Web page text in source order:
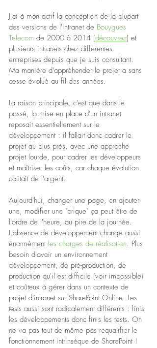
J'ai à mon actif la conception de la plupart
des versions de l'intranet de Bouygues
Telecom de 2000 à 2014 (découvrez) et
plusieurs intranets chez différentes
entreprises depuis que je suis consultant.
Ma manière d'appréhender le projet a sans
cesse évolué au fil des années.
La raison principale, c'est que dans le
passé, la mise en place d'un intranet
reposait essentiellement sur le
développement : il fallait donc cadrer le
projet au plus près, avec une approche
projet lourde, pour cadrer les développeurs
et maîtriser les coûts, car chaque évolution
coûtait de l'argent.
Aujourd'hui, changer une page, en ajouter
une, modifier une "brique" ça peut être de
l'ordre de l'heure, au pire de la journée.
L'absence de développement change aussi
énormément les charges de réalisation. Plus
besoin d'avoir un environnement
développement, de pré-production, de
production qu'il est difficile (voir impossible)
et coûteux à gérer dans un contexte de
projet d'intranet sur SharePoint Online. Les
tests aussi sont radicalement différents : finis
les développements donc finis les tests. On
ne va pas tout de même pas requalifier le
fonctionnement intrinsèque de SharePoint !